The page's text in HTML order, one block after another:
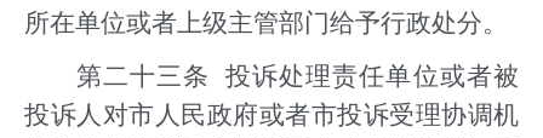
所在单位或者上级主管部门给予行政处分。
第二十三条 投诉处理责任单位或者被
投诉人对市人民政府或者市投诉受理协调机